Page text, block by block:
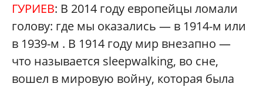
ГУРИЕВ: В 2014 году европейцы ломали
голову: где мы оказались — в 1914-м или
в 1939-м . В 1914 году мир внезапно —
что называется sleepwalking, во сне,
вошел в мировую войну, которая была